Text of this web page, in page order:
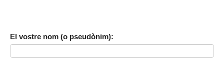
El vostre nom (o pseudònim):